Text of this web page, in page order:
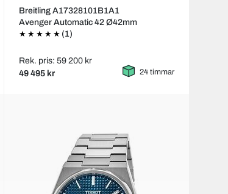
Breitling A17328101B1A1
Avenger Automatic 42 Ø42mm
(1)
Rek. pris: 59 200 kr
49 495 kr 24 timmar